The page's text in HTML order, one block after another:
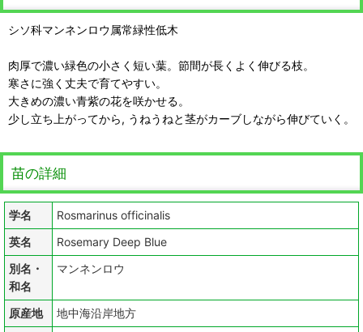
シソ科マンネンロウ属常緑性低木
肉厚で濃い緑色の小さく短い葉。節間が長くよく伸びる枝。
寒さに強く丈夫で育てやすい。
大きめの濃い青紫の花を咲かせる。
少し立ち上がってから, うねうねと茎がカーブしながら伸びていく。
苗の詳細
学名
Rosmarinus officinalis
英名
Rosemary Deep Blue
別名・
和名
マンネンロウ
原産地 地中海沿岸地方